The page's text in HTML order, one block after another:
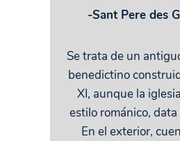
-Sant Pere des
Se trata de un
benedictino
XI, aunque la
estilo románico, data
En el exterior,